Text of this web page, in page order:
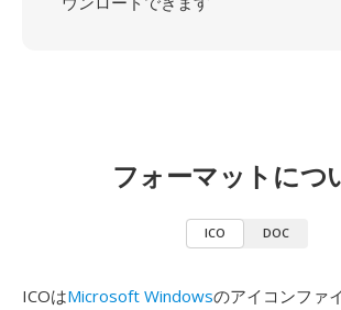
フォーマットにつ
ICO DOC
ICOはMicrosoft Windowsのアイコンファ